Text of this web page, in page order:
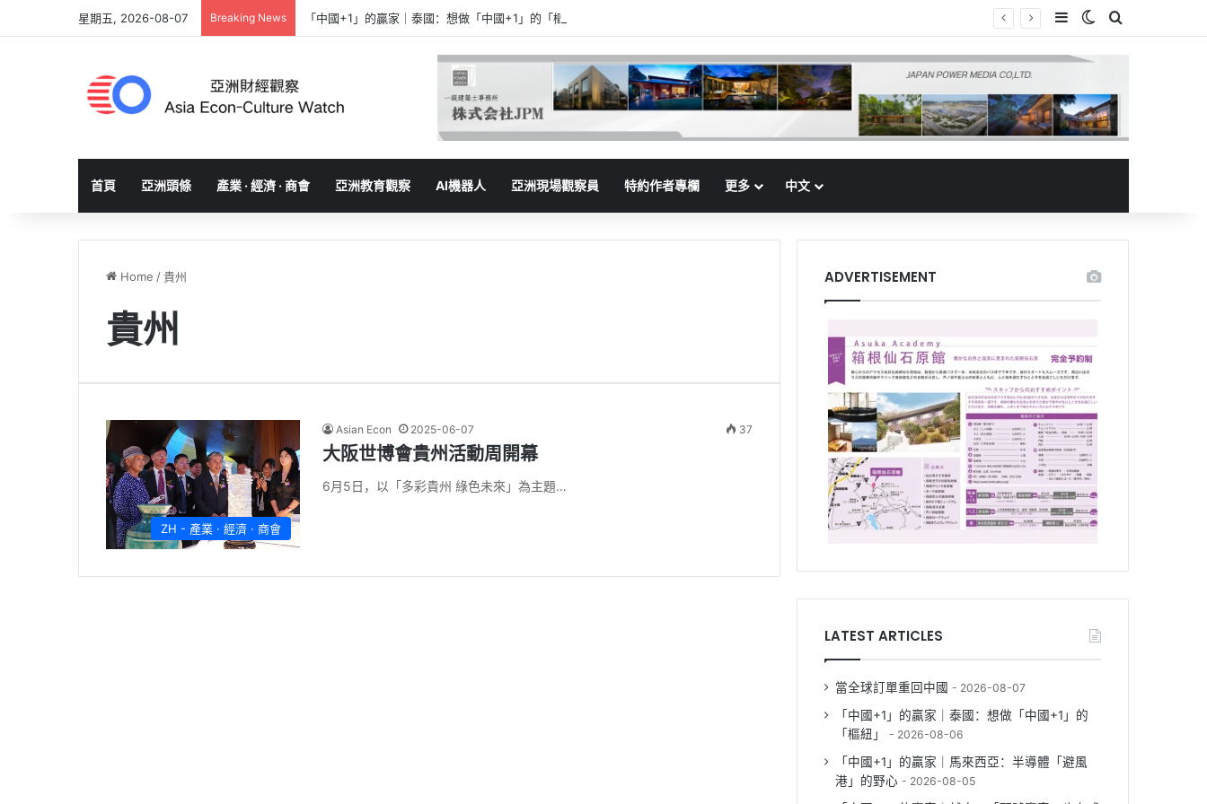
星期五, 2026-08-07 Breaking News 「中國+1」的贏家｜泰國：想做「中國+1」的「樞紐」 SidebarSwitch skin
Search for
首頁 亞洲頭條 產業 · 經濟 · 商會 亞洲教育觀察 AI機器人 亞洲現場觀察員 特約作者專欄 更多 中文
Home /貴州
貴州
ZH - 產業 · 經濟 · 商會
Asian Econ 2025-06-07 37
大阪世博會貴州活動周開幕
6月5日，以「多彩貴州 綠色未來」為主題…
ADVERTISEMENT
LATEST ARTICLES
當全球訂單重回中國 2026-08-07
「中國+1」的贏家｜泰國：想做「中國+1」的
「樞紐」
2026-08-06
「中國+1」的贏家｜馬來西亞：半導體「避風
港」的野心
2026-08-05